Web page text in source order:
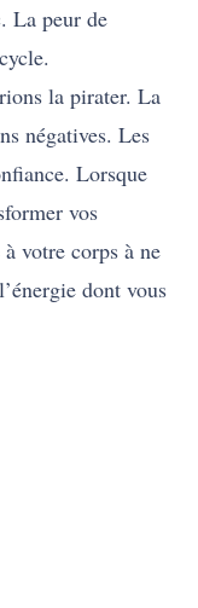
La peur de
la pirater. La
négatives. Les
Lorsque
vos
votre corps à ne
dont vous